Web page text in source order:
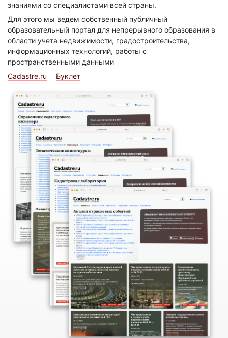
знаниями со специалистами всей страны.
Для этого мы ведем собственный публичный
образовательный портал для непрерывного образования в
области учета недвижимости, градостроительства,
информационных технологий, работы с
пространственными данными
Cadastre.ru
Буклет